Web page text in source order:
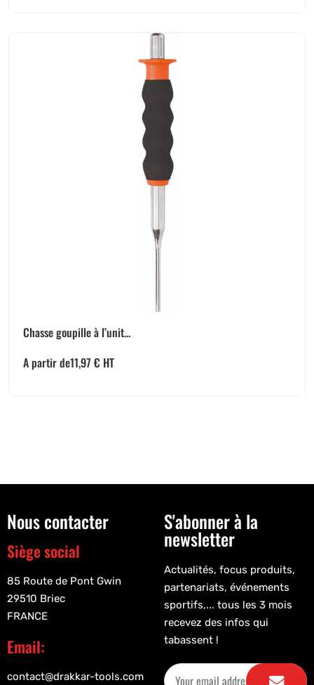
Chasse goupille à l’unit...
A partir de11,97 € HT
Nous contacter
Siège social
85 Route de Pont Gwin
29510 Briec
FRANCE
Email:
contact@drakkar-tools.com
S'abonner à la
newsletter
Actualités, focus produits,
partenariats, événements
sportifs,... tous les 3 mois
recevez des infos qui
tabassent !